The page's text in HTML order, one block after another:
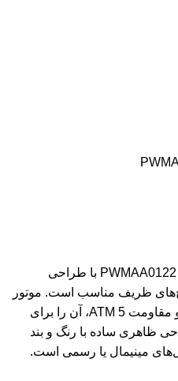
ساعت مچی زنانه فیلیپ پلین مدل PWMAA0122 با طراحی
ظریف مناسب است. موتور
کوارتز آنالوگ، بدنه استیل ضدزنگ و مقاومت 5 ATM، آن را برای
ظاهری ساده با رنگ و بند
مینیمال یا رسمی است.